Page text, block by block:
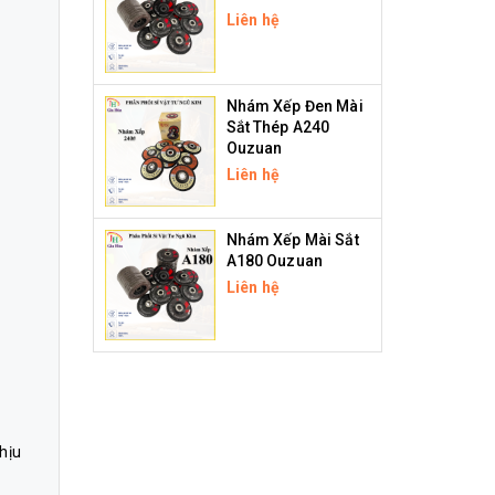
Liên hệ
Nhám Xếp Đen Mài
Sắt Thép A240
Ouzuan
Liên hệ
Nhám Xếp Mài Sắt
A180 Ouzuan
Liên hệ